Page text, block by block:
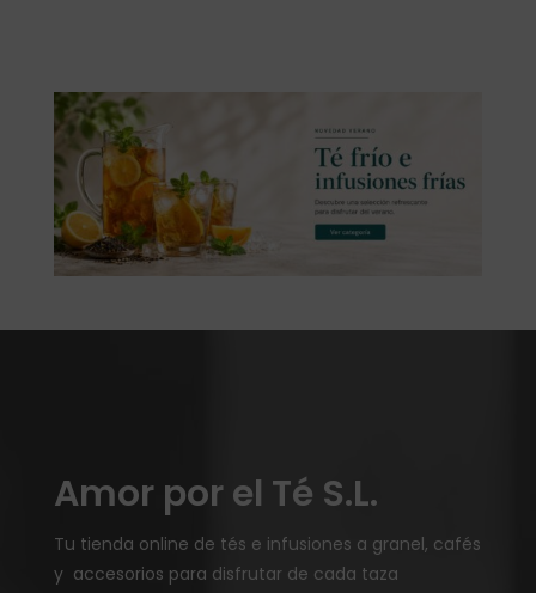
Amor por el Té S.L.
Tu tienda online de tés e infusiones a granel, cafés
y accesorios para disfrutar de cada taza